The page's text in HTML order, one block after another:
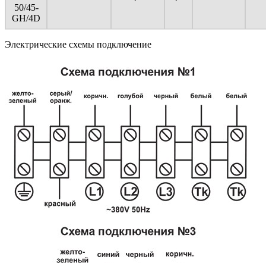
50/45-
GH/4D
Электрические схемы подключение